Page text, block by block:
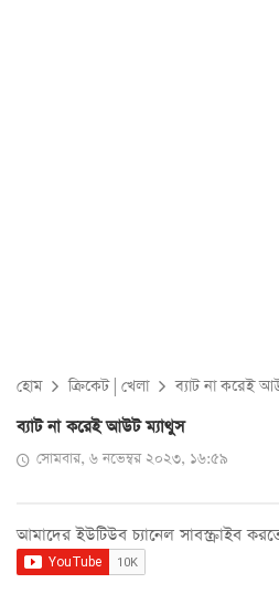
হোম ক্রিকেট| খেলা ব্যাট না করেই
ব্যাট না করেই আউট ম্যাথুস
সোমবার, ৬ নভেম্বর ২০২৩, ১৬:৫৯
আমাদের ইউটিউব চ্যানেল সাবস্ক্রাইব